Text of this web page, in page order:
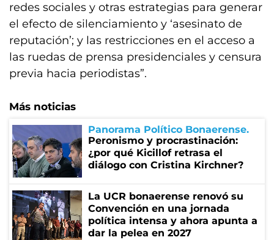
redes sociales y otras estrategias para generar
el efecto de silenciamiento y ‘asesinato de
reputación’; y las restricciones en el acceso a
las ruedas de prensa presidenciales y censura
previa hacia periodistas”.
Más noticias
Panorama Político Bonaerense
Peronismo y procrastinación:
¿por qué Kicillof retrasa el
diálogo con Cristina Kirchner?
La UCR bonaerense renovó su
Convención en una jornada
política intensa y ahora apunta a
dar la pelea en 2027